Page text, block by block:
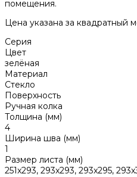
помещения.
Цена указана за квадратный
Серия
Цвет
зелёная
Материал
Стекло
Поверхность
Ручная колка
Толщина (мм)
4
Ширина шва (мм)
1
Размер листа (мм)
251x293, 293x293, 293x295,